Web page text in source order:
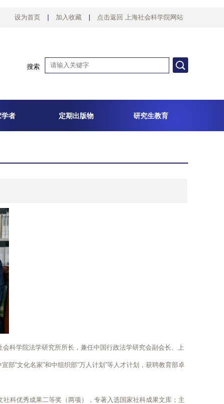
设为首页 加入收藏 点击返回 上海社会科学院网站
搜索
学者 定期出版物 研究生教育
科学院法学研究所所长，兼任中国行政法学研究会副会长、上
“文化名家”和中组织部“万人计划”等人才计划，获聘教育部卓
科优秀成果二等奖（两项），专著入选国家社科成果文库；主